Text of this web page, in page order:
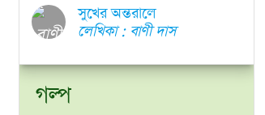
সুখের অন্তরালে
লেখিকা : বাণী দাস
গল্প